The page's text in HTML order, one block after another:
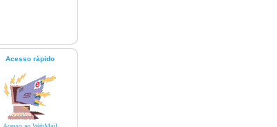
Acesso rápido